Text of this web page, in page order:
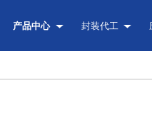
产品中心 封装代工